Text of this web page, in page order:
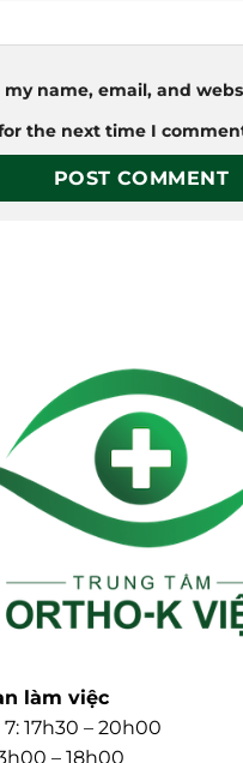
my name, email, and
the next time I
làm việc
17h30 – 20h00
– 18h00